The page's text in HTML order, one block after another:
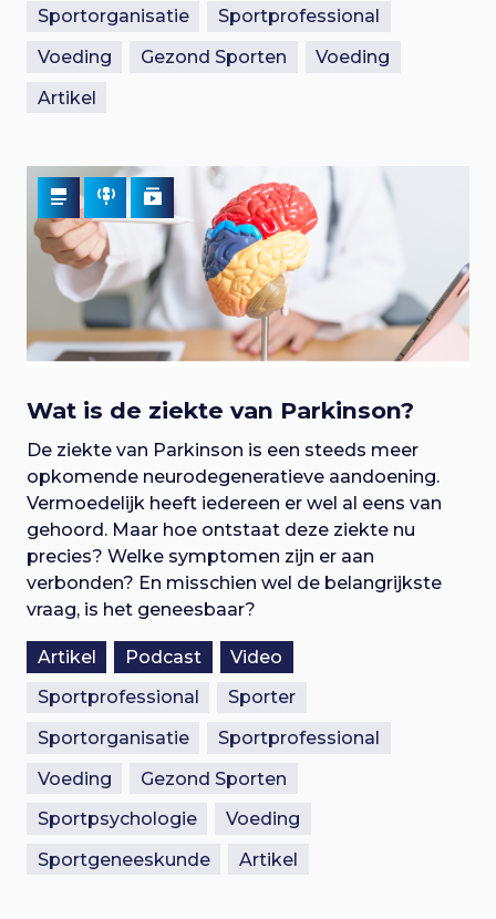
f
d
n
o
u
d
Sportorganisatie
Sportprofessional
Voeding
Gezond Sporten
Voeding
Artikel
Wat is de ziekte van Parkinson?
De ziekte van Parkinson is een steeds meer
opkomende neurodegeneratieve aandoening.
Vermoedelijk heeft iedereen er wel al eens van
gehoord. Maar hoe ontstaat deze ziekte nu
precies? Welke symptomen zijn er aan
verbonden? En misschien wel de belangrijkste
vraag, is het geneesbaar?
Artikel Podcast
Video
Sportprofessional
Sporter
Sportorganisatie
Sportprofessional
Voeding
Gezond Sporten
Sportpsychologie
Voeding
Sportgeneeskunde
Artikel
e